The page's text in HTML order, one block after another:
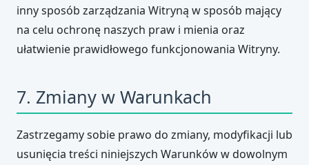
inny sposób zarządzania Witryną w sposób mający
na celu ochronę naszych praw i mienia oraz
ułatwienie prawidłowego funkcjonowania Witryny.
7. Zmiany w Warunkach
Zastrzegamy sobie prawo do zmiany, modyfikacji lub
usunięcia treści niniejszych Warunków w dowolnym